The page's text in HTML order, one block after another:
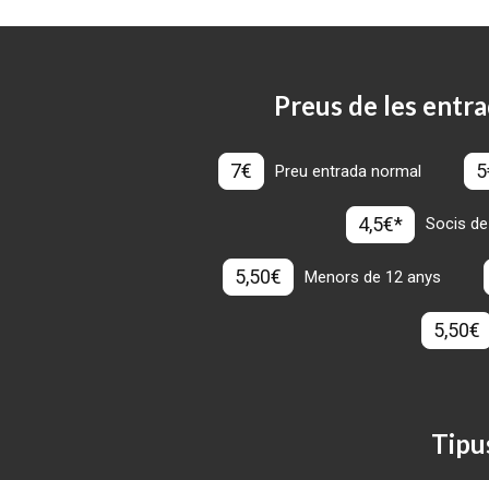
Preus de les
7€ Preu entrada normal
4,5€* Socis
5,50€ Menors de 12 anys
5,50€